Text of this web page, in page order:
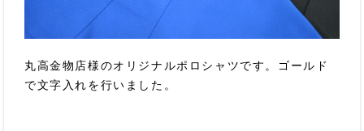
丸高金物店様のオリジナルポロシャツです。ゴールド
で文字入れを行いました。